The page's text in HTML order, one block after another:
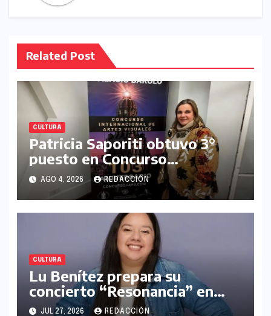
Related Post
CULTURA
Patricia Saporiti obtuvo 3°
puesto en Concurso
Internacional de Artes
Plásticas Palacio Barolo
AGO 4, 2026 REDACCIÓN
CULTURA
Lu Benítez prepara su
concierto “Resonancia” en
Rondeman Abasto
JUL 27, 2026 REDACCIÓN